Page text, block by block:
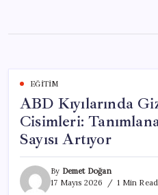
content
EĞITIM
ABD Kıyılarında
Cisimleri:
Sayısı Artıyor
By Demet Doğan
17 Mayıs 2026
1 Min Read